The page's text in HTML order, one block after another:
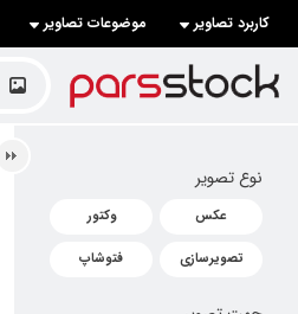
کاربرد تصاویر موضوعات تصاویر
نوع تصویر
عکس وکتور
تصویرسازی فتوشاپ
لیست قیمت ها
موضوعات تصاویر
دکوراسیون و فضاها
هنرمندان ایرانی